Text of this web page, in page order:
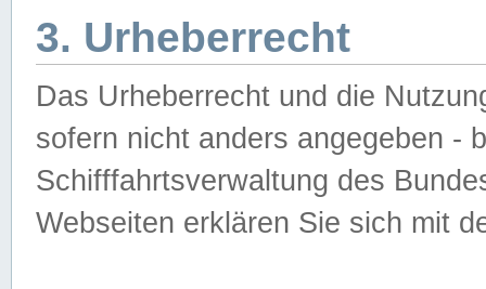
3. Urheberrecht
Das Urheberrecht und die
sofern nicht anders angegeben -
Schifffahrtsverwaltung des
Webseiten erklären Sie sich mit